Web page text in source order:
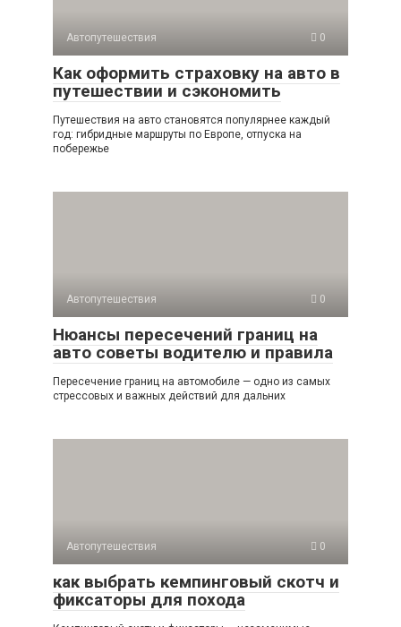
Автопутешествия 0
Как оформить страховку на авто в
путешествии и сэкономить
Путешествия на авто становятся популярнее каждый
год: гибридные маршруты по Европе, отпуска на
побережье
Автопутешествия 0
Нюансы пересечений границ на
авто советы водителю и правила
Пересечение границ на автомобиле — одно из самых
стрессовых и важных действий для дальних
Автопутешествия 0
как выбрать кемпинговый скотч и
фиксаторы для похода